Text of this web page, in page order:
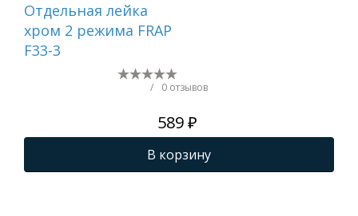
Отдельная лейка
хром 2 режима FRAP
F33-3
/ 0 отзывов
589 ₽
В корзину